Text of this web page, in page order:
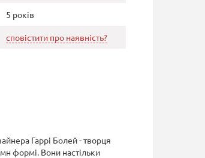
5 років
сповістити про наявність?
Гаррі Болей - творця
формі. Вони настільки